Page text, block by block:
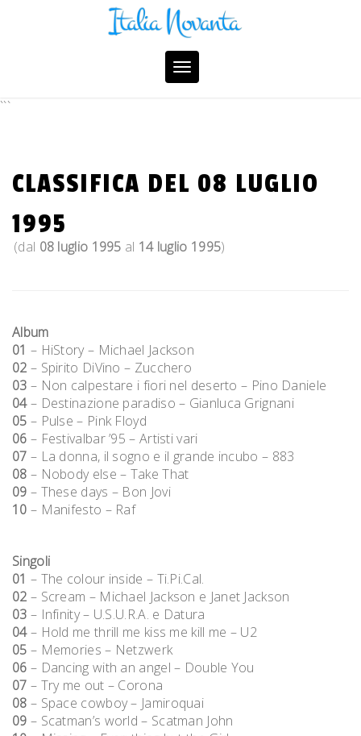
Toggle
navigation
```
CLASSIFICA DEL 08 LUGLIO
1995
(dal 08 luglio 1995 al 14 luglio 1995)
Album
01 – HiStory – Michael Jackson
02 – Spirito DiVino – Zucchero
03 – Non calpestare i fiori nel deserto – Pino Daniele
04– Destinazione paradiso – Gianluca Grignani
05 – Pulse – Pink Floyd
06 – Festivalbar ’95 – Artisti vari
07 – La donna, il sogno e il grande incubo – 883
08 – Nobody else – Take That
09 – These days – Bon Jovi
10 – Manifesto – Raf
Singoli
01 – The colour inside – Ti.Pi.Cal.
02 – Scream – Michael Jackson e Janet Jackson
03 – Infinity – U.S.U.R.A. e Datura
04– Hold me thrill me kiss me kill me – U2
05 – Memories – Netzwerk
06 – Dancing with an angel – Double You
07 – Try me out – Corona
08 – Space cowboy – Jamiroquai
09 – Scatman’s world – Scatman John